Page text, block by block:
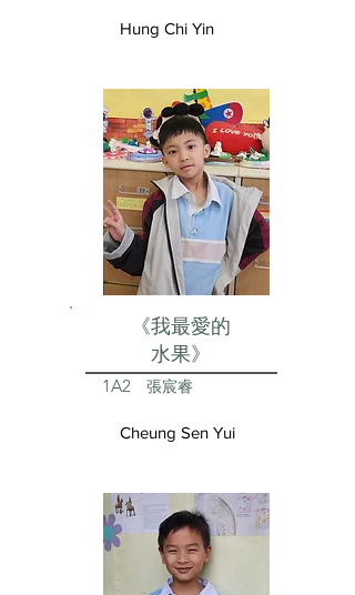
Hung Chi Yin
《我最愛的
水果》
1A2 張宸睿
Cheung Sen Yui